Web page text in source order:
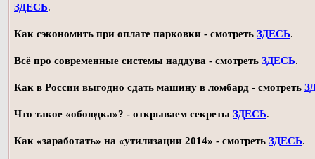
ЗДЕСЬ.
Как сэкономить при оплате парковки - смотреть ЗДЕСЬ.
Всё про современные системы наддува - смотреть ЗДЕСЬ.
Как в России выгодно сдать машину в ломбард - смотреть
Что такое «обоюдка»? - открываем секреты ЗДЕСЬ.
Как «заработать» на «утилизации 2014» - смотреть ЗДЕСЬ.